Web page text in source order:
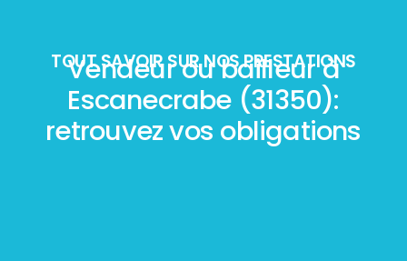
TOUT SAVOIR SUR NOS PRESTATIONS
Vendeur ou bailleur à
Escanecrabe (31350):
retrouvez vos obligations